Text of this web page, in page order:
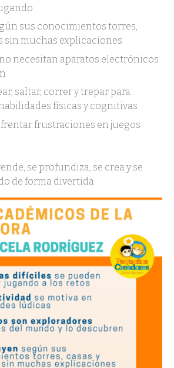
sus conocimientos torres,
sin muchas explicaciones
necesitan aparatos electrónicos
saltar, correr y trepar para
físicas y cognitivas
frustraciones en juegos
se profundiza, se crea y se
de forma divertida